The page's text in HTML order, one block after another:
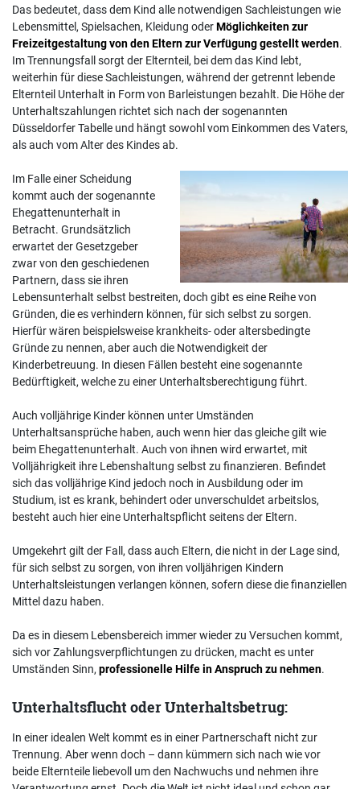
Das bedeutet, dass dem Kind alle notwendigen Sachleistungen wie
Lebensmittel, Spielsachen, Kleidung oderMöglichkeiten zur
Freizeitgestaltung von den Eltern zur Verfügung gestellt werden.
Im Trennungsfall sorgt der Elternteil, bei dem das Kind lebt,
weiterhin für diese Sachleistungen, während der getrennt lebende
Elternteil Unterhalt in Form von Barleistungen bezahlt. Die Höhe der
Unterhaltszahlungen richtet sich nach der sogenannten
Düsseldorfer Tabelle und hängt sowohl vom Einkommen des Vaters,
als auch vom Alter des Kindes ab.
Im Falle einer Scheidung
kommt auch der sogenannte
Ehegattenunterhalt in
Betracht. Grundsätzlich
erwartet der Gesetzgeber
zwar von den geschiedenen
Partnern, dass sie ihren
Lebensunterhalt selbst bestreiten, doch gibt es eine Reihe von
Gründen, die es verhindern können, für sich selbst zu sorgen.
Hierfür wären beispielsweise krankheits- oder altersbedingte
Gründe zu nennen, aber auch die Notwendigkeit der
Kinderbetreuung. In diesen Fällen besteht eine sogenannte
Bedürftigkeit, welche zu einer Unterhaltsberechtigung führt.
Auch volljährige Kinder können unter Umständen
Unterhaltsansprüche haben, auch wenn hier das gleiche gilt wie
beim Ehegattenunterhalt. Auch von ihnen wird erwartet, mit
Volljährigkeit ihre Lebenshaltung selbst zu finanzieren. Befindet
sich das volljährige Kind jedoch noch in Ausbildung oder im
Studium, ist es krank, behindert oder unverschuldet arbeitslos,
besteht auch hier eine Unterhaltspflicht seitens der Eltern.
Umgekehrt gilt der Fall, dass auch Eltern, die nicht in der Lage sind,
für sich selbst zu sorgen, von ihren volljährigen Kindern
Unterhaltsleistungen verlangen können, sofern diese die finanziellen
Mittel dazu haben.
Da es in diesem Lebensbereich immer wieder zu Versuchen kommt,
sich vor Zahlungsverpflichtungen zu drücken, macht es unter
Umständen Sinn, professionelle Hilfe in Anspruch zu nehmen.
Unterhaltsflucht oder Unterhaltsbetrug:
In einer idealen Welt kommt es in einer Partnerschaft nicht zur
Trennung. Aber wenn doch – dann kümmern sich nach wie vor
beide Elternteile liebevoll um den Nachwuchs und nehmen ihre